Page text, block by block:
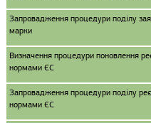
Запровадження процедури поділу
марки
Визначення процедури поновлення
нормами ЄС
Запровадження процедури поділу
нормами ЄС